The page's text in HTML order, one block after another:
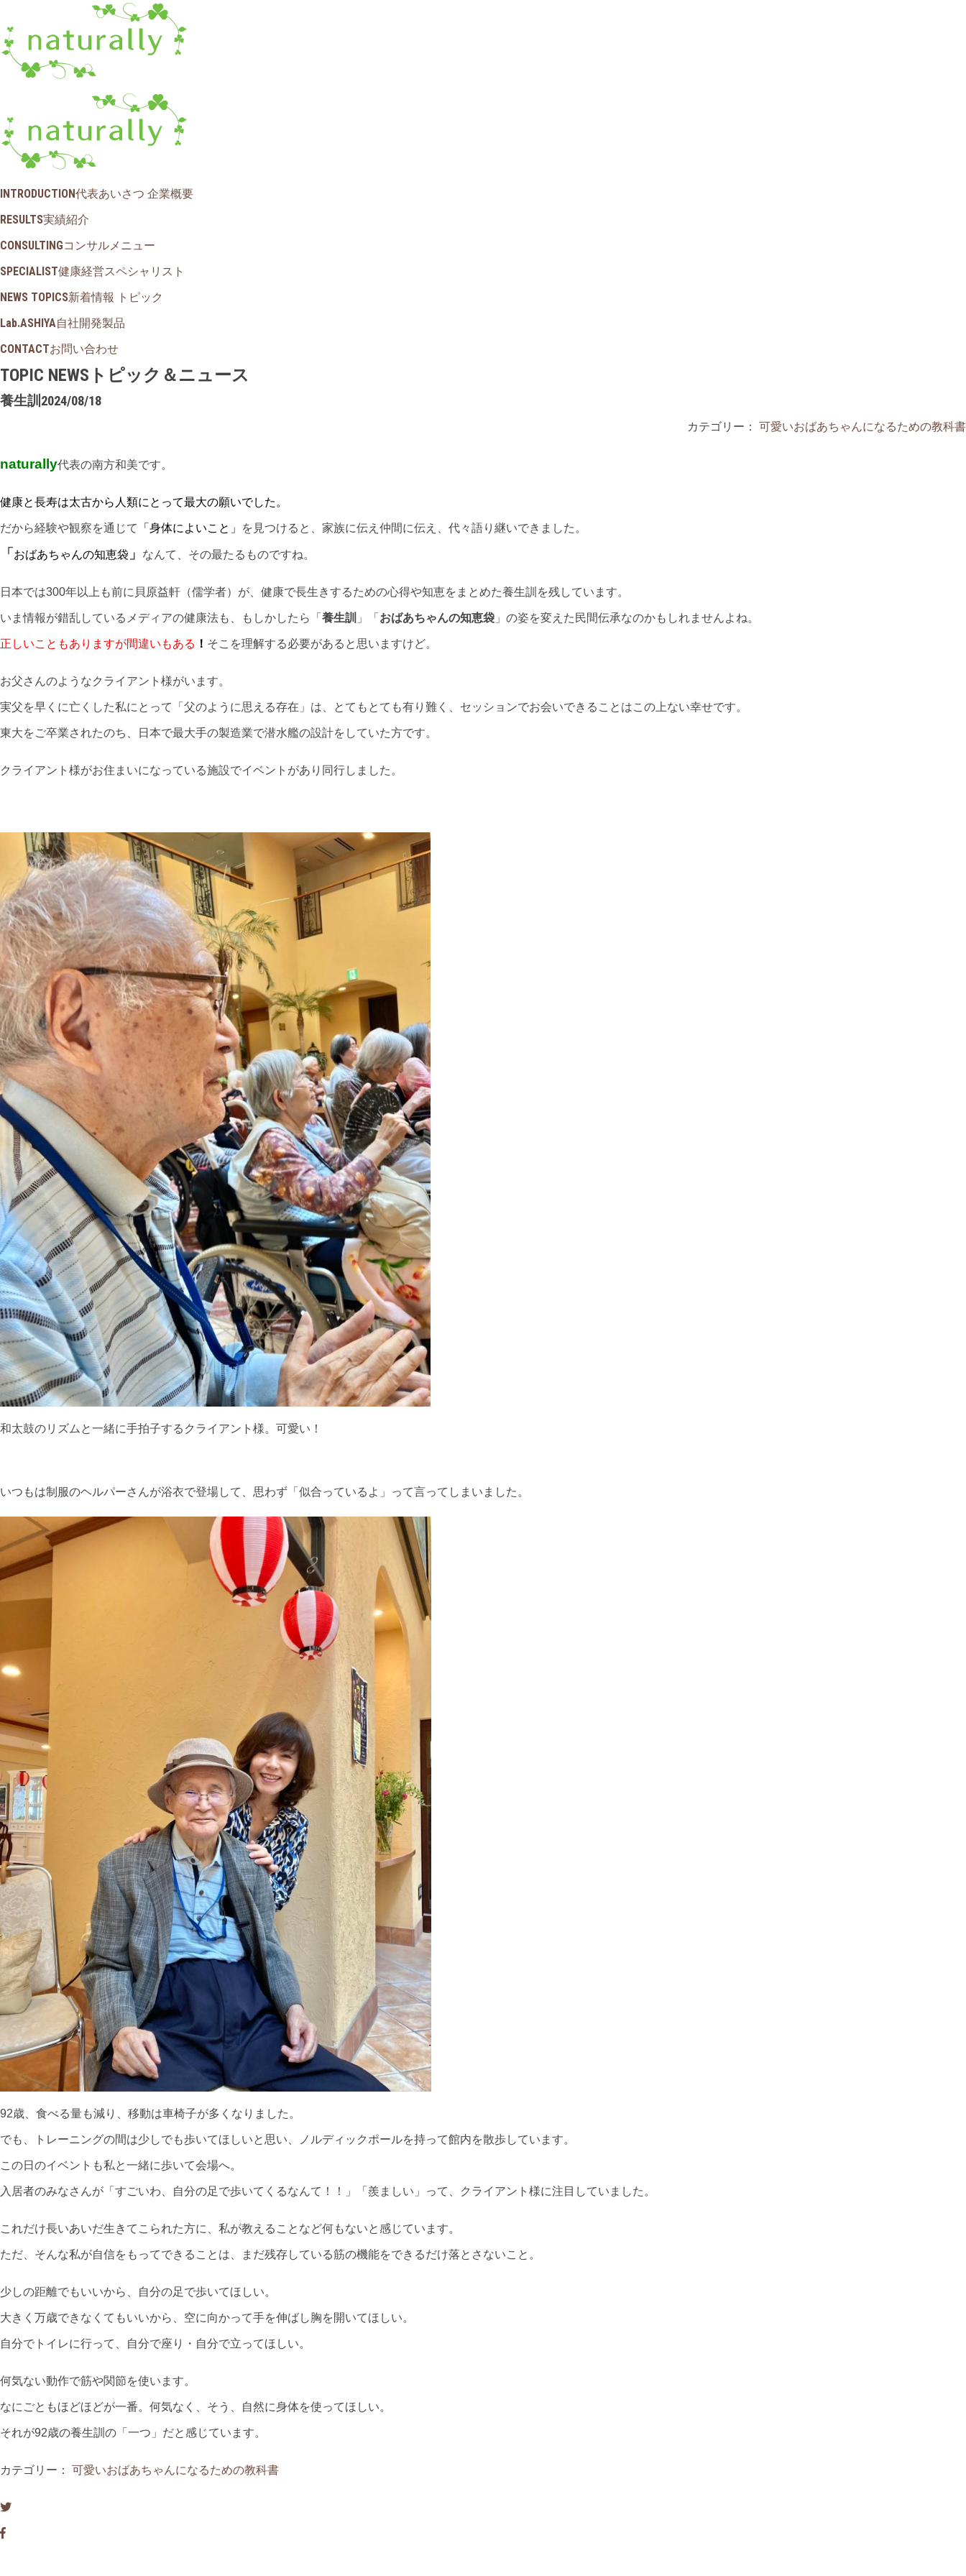
INTRODUCTION代表あいさつ 企業概要
RESULTS実績紹介
CONSULTINGコンサルメニュー
SPECIALIST健康経営スペシャリスト
NEWS TOPICS新着情報 トピック
Lab.ASHIYA自社開発製品
CONTACTお問い合わせ
TOPIC NEWS トピック＆ニュース
養生訓 2024/08/18
カテゴリー： 可愛いおばあちゃんになるための教科書
naturally代表の南方和美です。
健康と長寿は太古から人類にとって最大の願いでした。
だから経験や観察を通じて 「身体によいこと」 を見つけると、家族に伝え仲間に伝え、代々語り継いできました。
「 おばあちゃんの知恵袋 」 なんて、その最たるものですね。
日本では300年以上も前に貝原益軒（儒学者）が、健康で長生きするための心得や知恵をまとめた養生訓を残しています。
いま情報が錯乱しているメディアの健康法も、もしかしたら「 養生訓 」「 おばあちゃんの知恵袋 」の姿を変えた民間伝承なのかもしれませんよね。
正しいこともありますが間違いもある ！ そこを理解する必要があると思いますけど。
お父さんのようなクライアント様がいます。
実父を早くに亡くした私にとって「父のように思える存在」は、とてもとても有り難く、セッションでお会いできることはこの上ない幸せです。
東大をご卒業されたのち、日本で最大手の製造業で潜水艦の設計をしていた方です。
クライアント様がお住まいになっている施設でイベントがあり同行しました。
和太鼓のリズムと一緒に手拍子するクライアント様。可愛い！
いつもは制服のヘルパーさんが浴衣で登場して、思わず「似合っているよ」って言ってしまいました。
92歳、食べる量も減り、移動は車椅子が多くなりました。
でも、トレーニングの間は少しでも歩いてほしいと思い、ノルディックポールを持って館内を散歩しています。
この日のイベントも私と一緒に歩いて会場へ。
入居者のみなさんが「すごいわ、自分の足で歩いてくるなんて！！」「羨ましい」って、クライアント様に注目していました。
これだけ長いあいだ生きてこられた方に、私が教えることなど何もないと感じています。
ただ、そんな私が自信をもってできることは、まだ残存している筋の機能をできるだけ落とさないこと。
少しの距離でもいいから、自分の足で歩いてほしい。
大きく万歳できなくてもいいから、空に向かって手を伸ばし胸を開いてほしい。
自分でトイレに行って、自分で座り・自分で立ってほしい。
何気ない動作で筋や関節を使います。
なにごともほどほどが一番。何気なく、そう、自然に身体を使ってほしい。
それが92歳の養生訓の「一つ」だと感じています。
カテゴリー： 可愛いおばあちゃんになるための教科書